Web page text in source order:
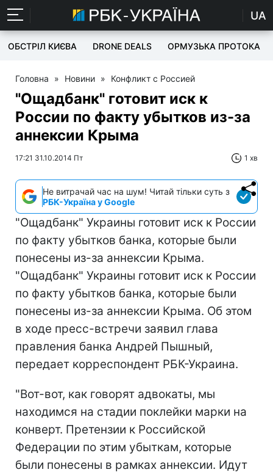
UA
ОБСТРІЛ КИЄВА DRONE DEALS ОРМУЗЬКА ПРОТОКА
Головна » Новини » Конфликт с Россией
"Ощадбанк" готовит иск к
России по факту убытков из-за
аннексии Крыма
17:21 31.10.2014 Пт 1 хв
Не витрачай час на шум! Читай тільки суть з
РБК-Україна у Google
"Ощадбанк" Украины готовит иск к России
по факту убытков банка, которые были
понесены из-за аннексии Крыма.
"Ощадбанк" Украины готовит иск к России
по факту убытков банка, которые были
понесены из-за аннексии Крыма. Об этом
в ходе пресс-встречи заявил глава
правления банка Андрей Пышный,
передает корреспондент РБК-Украина.
"Вот-вот, как говорят адвокаты, мы
находимся на стадии поклейки марки на
конверт. Претензии к Российской
Федерации по этим убыткам, которые
были понесены в рамках аннексии. Идут